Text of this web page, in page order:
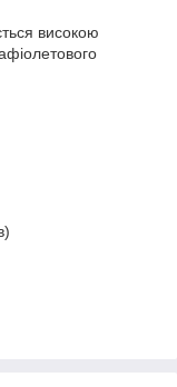
високою